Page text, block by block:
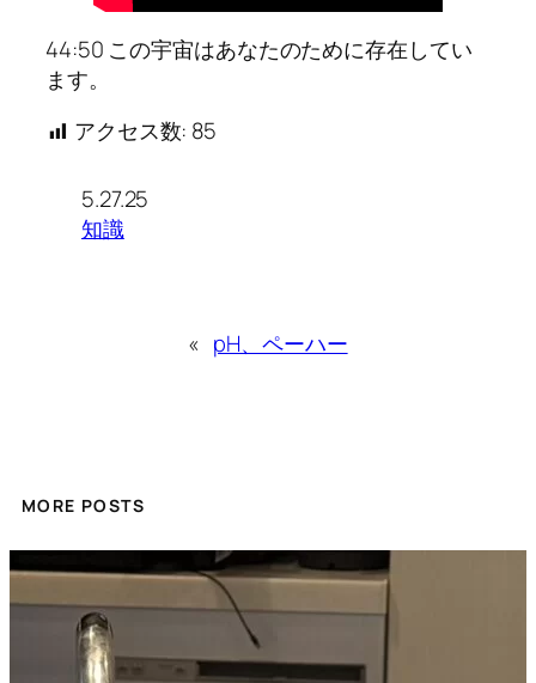
44:50 この宇宙はあなたのために存在してい
ます。
アクセス数: 85
5.27.25
知識
« pH、ペーハー
MORE POSTS